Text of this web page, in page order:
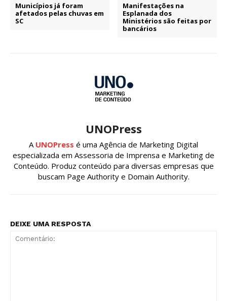
Municípios já foram
afetados pelas chuvas em
SC
Manifestações na
Esplanada dos
Ministérios são feitas por
bancários
UNOPress
A UNOPress é uma Agência de Marketing Digital
especializada em Assessoria de Imprensa e Marketing de
Conteúdo. Produz conteúdo para diversas empresas que
buscam Page Authority e Domain Authority.
DEIXE UMA RESPOSTA